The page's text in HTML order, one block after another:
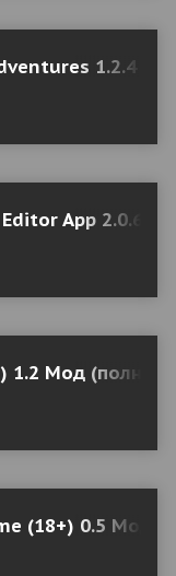
1.2.4
App 2.0.6-4
1.2 Мод (полная
(18+) 0.5 Мод